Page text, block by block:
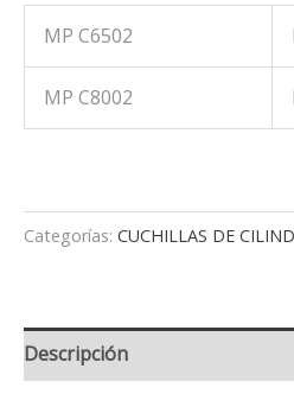
MP C6502
MP C8002
Categorías: CUCHILLAS DE
Descripción